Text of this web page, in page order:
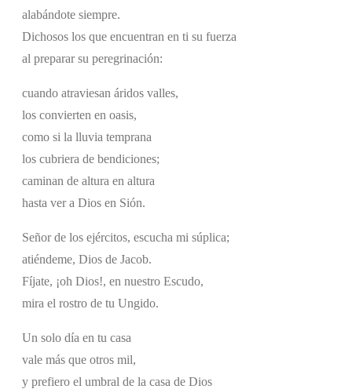
alabándote siempre.
Dichosos los que encuentran en ti su fuerza
al preparar su peregrinación:
cuando atraviesan áridos valles,
los convierten en oasis,
como si la lluvia temprana
los cubriera de bendiciones;
caminan de altura en altura
hasta ver a Dios en Sión.
Señor de los ejércitos, escucha mi súplica;
atiéndeme, Dios de Jacob.
Fíjate, ¡oh Dios!, en nuestro Escudo,
mira el rostro de tu Ungido.
Un solo día en tu casa
vale más que otros mil,
y prefiero el umbral de la casa de Dios